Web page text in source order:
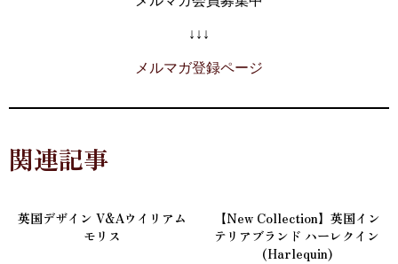
↓↓↓
メルマガ登録ページ
関連記事
英国デザイン V&Aウイリアム
モリス
【New Collection】英国イン
テリアブランド ハーレクイン
(Harlequin)